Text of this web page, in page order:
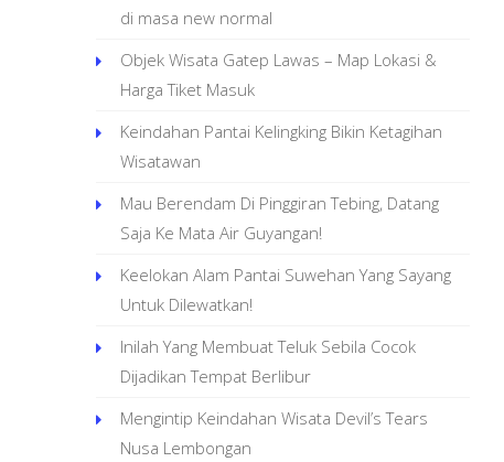
di masa new normal
Objek Wisata Gatep Lawas – Map Lokasi &
Harga Tiket Masuk
Keindahan Pantai Kelingking Bikin Ketagihan
Wisatawan
Mau Berendam Di Pinggiran Tebing, Datang
Saja Ke Mata Air Guyangan!
Keelokan Alam Pantai Suwehan Yang Sayang
Untuk Dilewatkan!
Inilah Yang Membuat Teluk Sebila Cocok
Dijadikan Tempat Berlibur
Mengintip Keindahan Wisata Devil’s Tears
Nusa Lembongan